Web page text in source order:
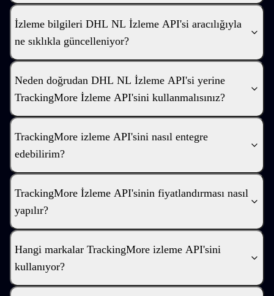
İzleme bilgileri DHL NL İzleme API'si aracılığıyla
ne sıklıkla güncelleniyor?
Neden doğrudan DHL NL İzleme API'si yerine
TrackingMore İzleme API'sini kullanmalısınız?
TrackingMore izleme API'sini nasıl entegre
edebilirim?
TrackingMore İzleme API'sinin fiyatlandırması nasıl
yapılır?
Hangi markalar TrackingMore izleme API'sini
kullanıyor?